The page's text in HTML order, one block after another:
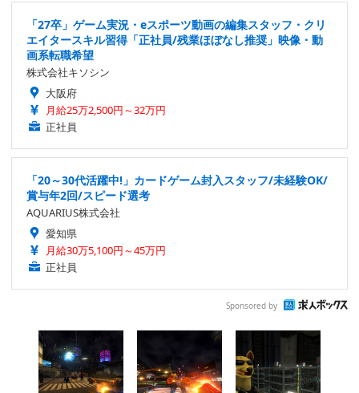
「27卒」ゲーム実況・eスポーツ動画の編集スタッフ・クリ
エイタースキル習得「正社員/残業ほぼなし推奨」映像・動
画系転職希望
株式会社キソシン
大阪府
月給25万2,500円～32万円
正社員
「20～30代活躍中!」カードゲーム封入スタッフ/未経験OK/
賞与年2回/スピード選考
AQUARIUS株式会社
愛知県
月給30万5,100円～45万円
正社員
Sponsored by